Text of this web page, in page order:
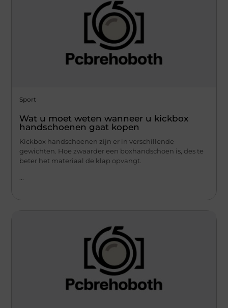
Sport
Wat u moet weten wanneer u kickbox
handschoenen gaat kopen
Kickbox handschoenen zijn er in verschillende
gewichten. Hoe zwaarder een boxhandschoen is, des te
beter het materiaal de klap opvangt.